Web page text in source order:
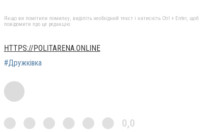
Якщо ви помітили помилку, виділіть необхідний текст і натисніть Ctrl + Enter, щоб
повідомити про це редакцію
HTTPS://POLITARENA.ONLINE
#Дружківка
0,0